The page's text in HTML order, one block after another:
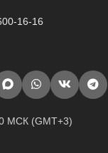
16-16
МСК (GMT+3)